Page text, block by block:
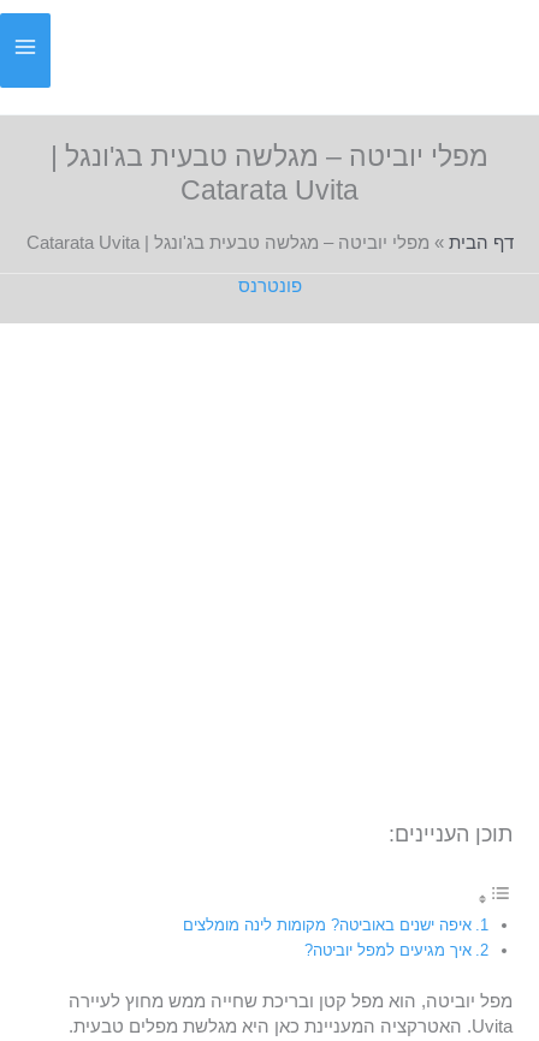
מפלי יוביטה – מגלשה טבעית בג'ונגל |
Catarata Uvita
דף הבית » מפלי יוביטה – מגלשה טבעית בג'ונגל | Catarata Uvita
פונטרנס
תוכן העניינים:
איפה ישנים באוביטה? מקומות לינה מומלצים
איך מגיעים למפל יוביטה?
מפל יוביטה, הוא מפל קטן ובריכת שחייה ממש מחוץ לעיירה
Uvita. האטרקציה המעניינת כאן היא מגלשת מפלים טבעית.